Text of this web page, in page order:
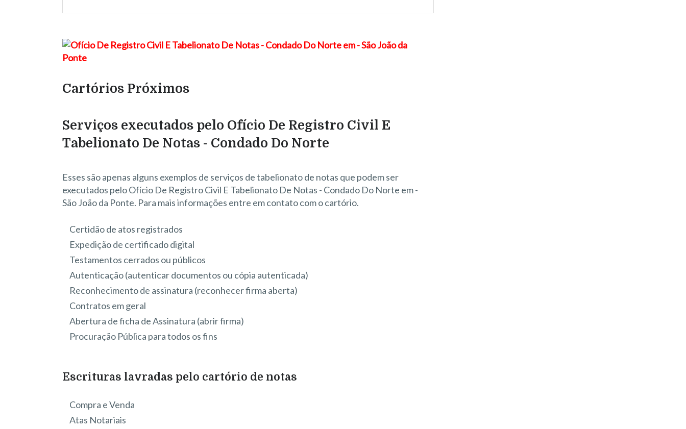
Cartórios Próximos
Serviços executados pelo Ofício De Registro Civil E
Tabelionato De Notas - Condado Do Norte
Esses são apenas alguns exemplos de serviços de tabelionato de notas que podem ser
executados pelo Ofício De Registro Civil E Tabelionato De Notas - Condado Do Norte em -
São João da Ponte. Para mais informações entre em contato com o cartório.
Certidão de atos registrados
Expedição de certificado digital
Testamentos cerrados ou públicos
Autenticação (autenticar documentos ou cópia autenticada)
Reconhecimento de assinatura (reconhecer firma aberta)
Contratos em geral
Abertura de ficha de Assinatura (abrir firma)
Procuração Pública para todos os fins
Escrituras lavradas pelo cartório de notas
Compra e Venda
Atas Notariais